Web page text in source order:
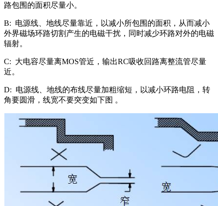
路包围的面积尽量小。
B: 电源线、地线尽量靠近，以减小所包围的面积，从而减小
外界磁场环路切割产生的电磁干扰，同时减少环路对外的电磁
辐射。
C: 大电容尽量离MOS管近，输出RC吸收回路离整流管尽量
近。
D: 电源线、地线的布线尽量加粗缩短，以减小环路电阻，转
角要圆滑，线宽不要突变如下图 。